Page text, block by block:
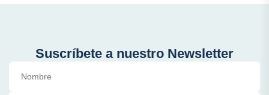
Suscríbete a nuestro Newsletter